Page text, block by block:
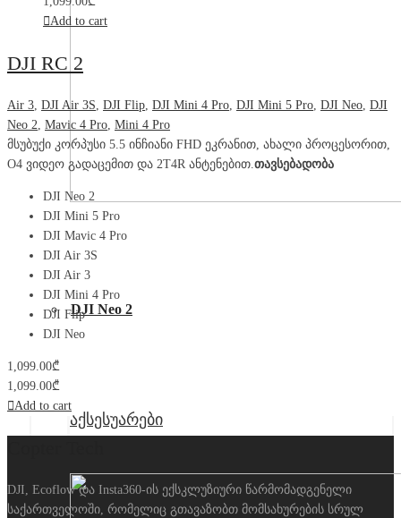
DJI Neo 2
აქსესუარები
Add to cart
DJI RC 2
Air 3, DJI Air 3S, DJI Flip, DJI Mini 4 Pro, DJI Mini 5 Pro, DJI Neo, DJI
Neo 2, Mavic 4 Pro, Mini 4 Pro
მსუბუქი კორპუსი 5.5 ინჩიანი FHD ეკრანით, ახალი პროცესორით,
O4 ვიდეო გადაცემით და 2T4R ანტენებით.თავსებადობა
DJI Neo 2
DJI Mini 5 Pro
DJI Mavic 4 Pro
DJI Air 3S
DJI Air 3
DJI Mini 4 Pro
DJI Flip
DJI Neo
1,099.00₾
1,099.00₾
Add to cart
DJI, Ecoflow და Insta360-ის ექსკლუზიური წარმომადგენელი
საქართველოში, რომელიც გთავაზობთ მომსახურების სრულ